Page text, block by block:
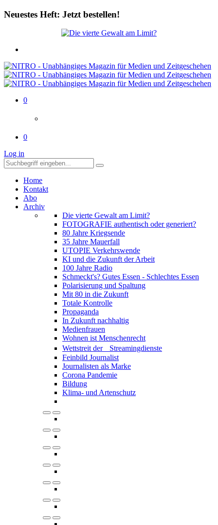
Neuestes Heft: Jetzt bestellen!
0
0
Log in
Home
Kontakt
Abo
Archiv
Die vierte Gewalt am Limit?
FOTOGRAFIE authentisch oder generiert?
80 Jahre Kriegsende
35 Jahre Mauerfall
UTOPIE Verkehrswende
KI und die Zukunft der Arbeit
100 Jahre Radio
Schmeckt's? Gutes Essen - Schlechtes Essen
Polarisierung und Spaltung
Mit 80 in die Zukunft
Totale Kontrolle
Propaganda
In Zukunft nachhaltig
Medienfrauen
Wohnen ist Menschenrecht
Wettstreit der Streamingdienste
Feinbild Journalist
Journalisten als Marke
Corona Pandemie
Bildung
Klima- und Artenschutz